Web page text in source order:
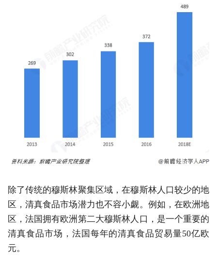
除了传统的穆斯林聚集区域，在穆斯林人口较少的地
区，清真食品市场潜力也不容小觑。例如，在欧洲地
区，法国拥有欧洲第二大穆斯林人口，是一个重要的
清真食品市场，法国每年的清真食品贸易量50亿欧
元。